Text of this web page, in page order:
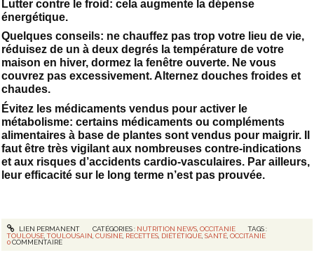
Lutter contre le froid: cela augmente la dépense
énergétique.
Quelques conseils: ne chauffez pas trop votre lieu de vie,
réduisez de un à deux degrés la température de votre
maison en hiver, dormez la fenêtre ouverte. Ne vous
couvrez pas excessivement. Alternez douches froides et
chaudes.
Évitez les médicaments vendus pour activer le
métabolisme: certains médicaments ou compléments
alimentaires à base de plantes sont vendus pour maigrir. Il
faut être très vigilant aux nombreuses contre-indications
et aux risques d’accidents cardio-vasculaires. Par ailleurs,
leur efficacité sur le long terme n’est pas prouvée.
LIEN PERMANENT CATÉGORIES : NUTRITION NEWS, OCCITANIE
TAGS :
TOULOUSE,TOULOUSAIN,CUISINE, RECETTES, DIÉTÉTIQUE,SANTÉ,OCCITANIE
0COMMENTAIRE